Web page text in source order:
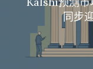
同步